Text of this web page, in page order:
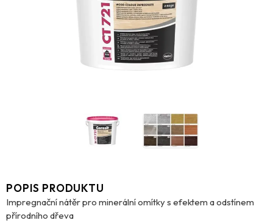
POPIS PRODUKTU
Impregnační nátěr pro minerální omítky s efektem a odstínem
přírodního dřeva